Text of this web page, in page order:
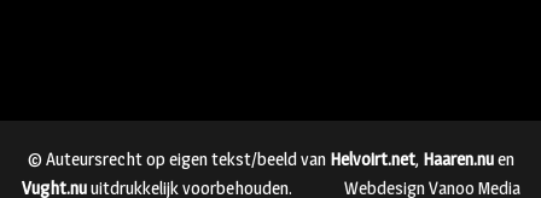
© Auteursrecht op eigen tekst/beeld van Helvoirt.net, Haaren.nuen
Vught.nuuitdrukkelijk voorbehouden. Webdesign Vanoo Media